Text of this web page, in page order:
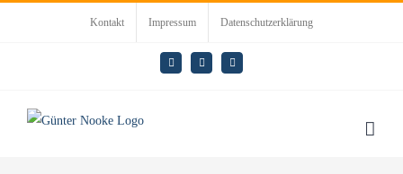
Kontakt Impressum Datenschutzerklärung
E-
Mail
LinkedInRss